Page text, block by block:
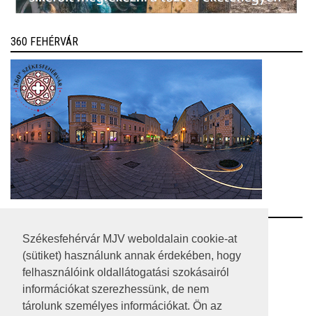
Székesfehérvár MJV weboldalain cookie-at
(sütiket) használunk annak érdekében, hogy
felhasználóink oldallátogatási szokásairól
információkat szerezhessünk, de nem
tárolunk személyes információkat. Ön az
360 FEHÉRVÁR
RSS
A HONLAP 2017.03.31-I ÁLLAPOTA
JOGI NYILATKOZAT